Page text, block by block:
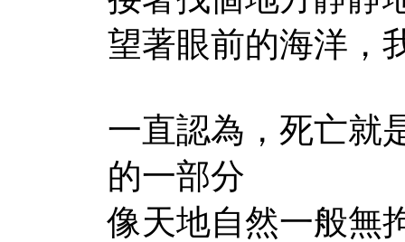
望著眼前的海洋，
一直認為，死亡就
的一部分
像天地自然一般無